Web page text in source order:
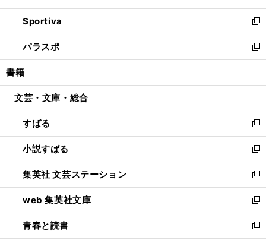
開
く
ン
ド
ウ
で
開
ウ
ィ
ン
ド
ウ
開
し
い
ウ
ィ
ン
ウ
開
く
Sportiva
新
し
い
ウ
ン
ウ
で
開
く
パラスポ
新
し
ウ
ン
ド
ウ
で
開
く
書籍
文芸・文庫・総合
すばる
新
し
い
ウ
ィ
ン
ド
ウ
で
開
小説すばる
新
し
い
ウ
ィ
ン
ド
ウ
集英社 文芸ステーション
新
し
い
ウ
ィ
ン
web 集英社文庫
新
し
い
ウ
青春と読書
新
し